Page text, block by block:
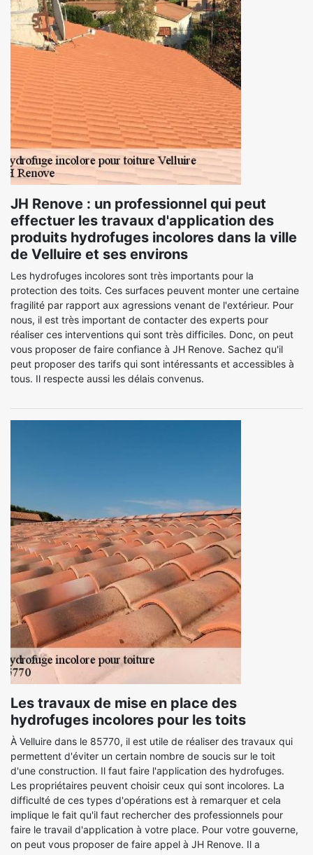
JH Renove : un professionnel qui peut
effectuer les travaux d'application des
produits hydrofuges incolores dans la ville
de Velluire et ses environs
Les hydrofuges incolores sont très importants pour la
protection des toits. Ces surfaces peuvent monter une certaine
fragilité par rapport aux agressions venant de l'extérieur. Pour
nous, il est très important de contacter des experts pour
réaliser ces interventions qui sont très difficiles. Donc, on peut
vous proposer de faire confiance à JH Renove. Sachez qu'il
peut proposer des tarifs qui sont intéressants et accessibles à
tous. Il respecte aussi les délais convenus.
Les travaux de mise en place des
hydrofuges incolores pour les toits
À Velluire dans le 85770, il est utile de réaliser des travaux qui
permettent d'éviter un certain nombre de soucis sur le toit
d'une construction. Il faut faire l'application des hydrofuges.
Les propriétaires peuvent choisir ceux qui sont incolores. La
difficulté de ces types d'opérations est à remarquer et cela
implique le fait qu'il faut rechercher des professionnels pour
faire le travail d'application à votre place. Pour votre gouverne,
on peut vous proposer de faire appel à JH Renove. Il a